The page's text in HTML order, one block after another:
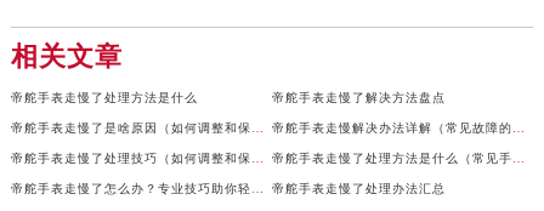
相关文章
帝舵手表走慢了处理方法是什么 帝舵手表走慢了解决方法盘点
帝舵手表走慢了是啥原因（如何调整和保养） 帝舵手表走慢解决办法详解（常见故障的维修技巧）
帝舵手表走慢了处理技巧（如何调整和保养） 帝舵手表走慢了处理方法是什么（常见手表问题的解决技巧）
帝舵手表走慢了怎么办？专业技巧助你轻松解决 帝舵手表走慢了处理办法汇总